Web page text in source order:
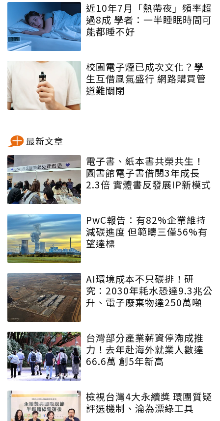
近10年7月「熱帶夜」頻率超
過8成 學者：一半睡眠時間可
能都睡不好
校園電子煙已成次文化？學
生互借風氣盛行 網路購買管
道難關閉
最新文章
電子書、紙本書共榮共生！
圖書館電子書借閱3年成長
2.3倍 實體書反發展IP新模式
PwC報告：有82%企業維持
減碳進度 但範疇三僅56%有
望達標
AI環境成本不只碳排！研
究：2030年耗水恐達9.3兆公
升、電子廢棄物達250萬噸
台灣部分產業薪資停滯成推
力！去年赴海外就業人數達
66.6萬 創5年新高
檢視台灣4大永續獎 環團質疑
評選機制、淪為漂綠工具